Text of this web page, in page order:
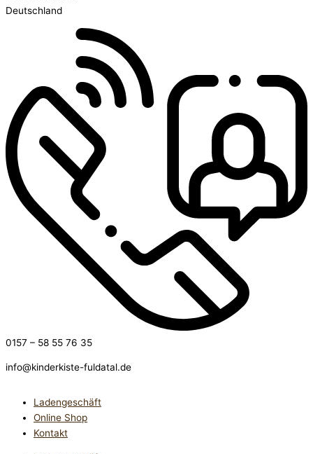
Deutschland
0157 – 58 55 76 35
info@kinderkiste-fuldatal.de
Ladengeschäft
Online Shop
Kontakt